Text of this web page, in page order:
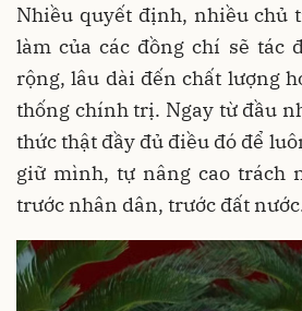
Nhiều quyết định, nhiều chủ
làm của các đồng chí sẽ tác
rộng, lâu dài đến chất lượng
thống chính trị. Ngay từ đầu
thức thật đầy đủ điều đó để
giữ mình, tự nâng cao trách
trước nhân dân, trước đất